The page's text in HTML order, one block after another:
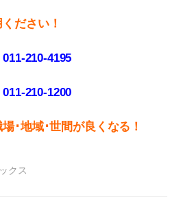
ださい！
011-210-4195
011‐210-1200
･地域･世間が良くなる！
クス